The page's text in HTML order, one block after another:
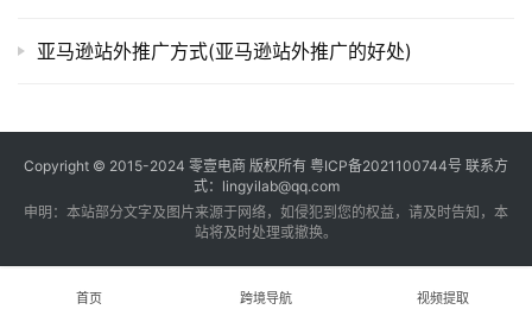
亚马逊站外推广方式(亚马逊站外推广的好处)
Copyright © 2015-2024 零壹电商 版权所有 粤ICP备2021100744号 联系方
式：lingyilab@qq.com
申明：本站部分文字及图片来源于网络，如侵犯到您的权益，请及时告知，本
站将及时处理或撤换。
首页 跨境导航 视频提取